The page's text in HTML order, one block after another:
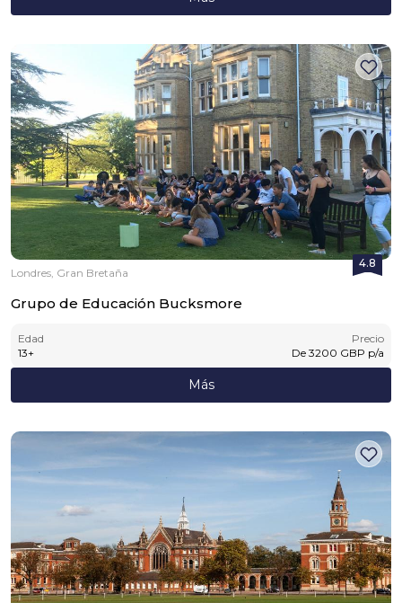
4.8
Londres, Gran Bretaña
Grupo de Educación Bucksmore
Edad
13+
Precio
De 3200 GBP p/a
Más